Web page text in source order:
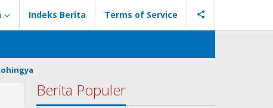
Indeks Berita Terms of Service
Berita Populer